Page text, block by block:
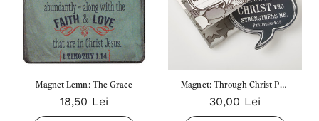
Magnet Lemn: The Grace
18,50 Lei
Magnet: Through Christ Phil
4:13
30,00 Lei